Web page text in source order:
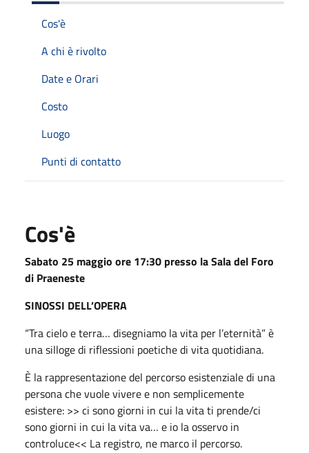
Cos'è
A chi è rivolto
Date e Orari
Costo
Luogo
Punti di contatto
Cos'è
Sabato 25 maggio ore 17:30 presso la Sala del Foro
di Praeneste
SINOSSI DELL’OPERA
“Tra cielo e terra… disegniamo la vita per l’eternità” è
una silloge di riflessioni poetiche di vita quotidiana.
È la rappresentazione del percorso esistenziale di una
persona che vuole vivere e non semplicemente
esistere: >> ci sono giorni in cui la vita ti prende/ci
sono giorni in cui la vita va… e io la osservo in
controluce<< La registro, ne marco il percorso.